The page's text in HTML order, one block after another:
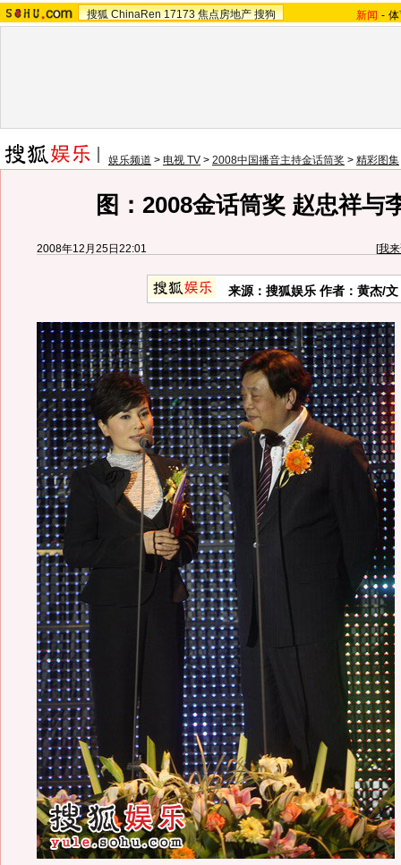
搜狐 ChinaRen 17173 焦点房地产 搜狗 新闻 -
娱乐频道 > 电视 TV > 2008中国播音主持金话筒奖 > 精彩图集
图：2008金话筒奖 赵忠祥与
2008年12月25日22:01 [我
来源：搜狐娱乐 作者：黄杰/